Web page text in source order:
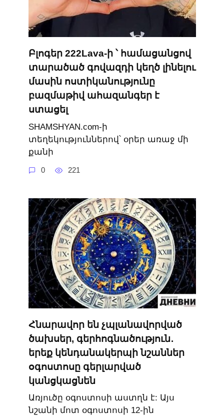
Բլոգեր 222Lava-ի ՝ համացանցով
տարածած գովազդի կեղծ լինելու
մասին ոստիկանությունը
բազմաթիվ ահազանգեր է
ստացել
SHAMSHYAN.com-ի
տեղեկություններով՝ օրեր առաջ մի
քանի
0 221
Հնարավոր են չպլանավորված
ծախսեր, գերհոգնածություն․
երեք կենդանակերպի նշաններ
օգոստոսը գերլարված
կանցկացնեն
Առյուծը օգոստոսի աստղն է: Այս
նշանի մոտ օգոստոսի 12-ին